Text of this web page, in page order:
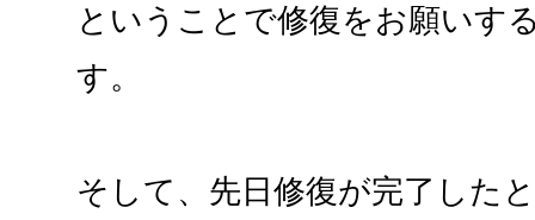
ということで修復をお願いす
す。
そして、先日修復が完了した